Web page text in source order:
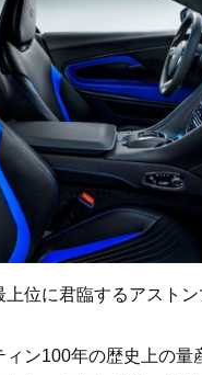
上位に君臨するアスト
ィン100年の歴史上の量